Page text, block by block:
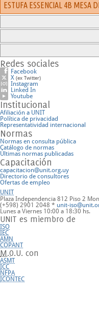
ESTUFA ESSENCIAL 4B MESA
Redes sociales
Facebook
X (ex Twitter)
Instagram
Linked In
Youtube
Institucional
Afiliación a UNIT
Política de privacidad
Representatividad internacional
Normas
Normas en consulta pública
Catálogo de normas
Últimas normas publicadas
Capacitación
capacitacion@unit.org.uy
Directorio de consultores
Ofertas de empleo
UNIT
Plaza Independencia 812 Piso 2
(+598) 2901 2048 * unit-
Lunes a Viernes 10:00 a 18:30 hs.
UNIT es miembro de
ISO
IEC
AMN
COPANT
M.O.U. con
ASMT
ICC
NFPA
ICONTEC